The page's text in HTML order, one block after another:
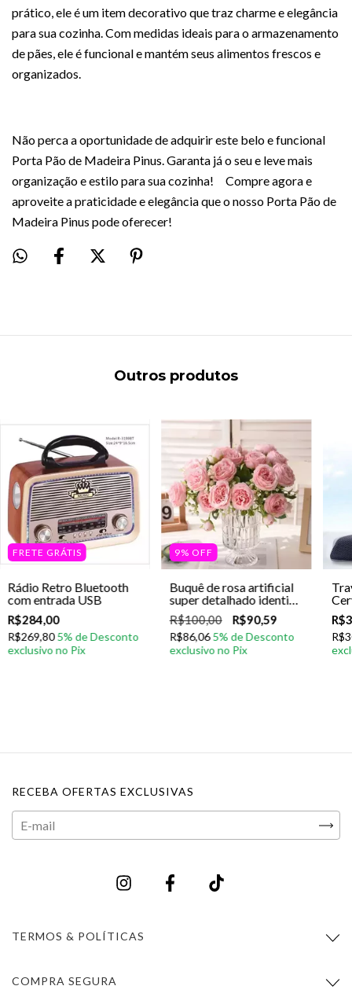
prático, ele é um item decorativo que traz charme e elegância
para sua cozinha. Com medidas ideais para o armazenamento
de pães, ele é funcional e mantém seus alimentos frescos e
organizados.
Não perca a oportunidade de adquirir este belo e funcional
Porta Pão de Madeira Pinus. Garanta já o seu e leve mais
organização e estilo para sua cozinha! Compre agora e
aproveite a praticidade e elegância que o nosso Porta Pão de
Madeira Pinus pode oferecer!
Outros produtos
FRETE GRÁTIS
Rádio Retro Bluetooth
com entrada USB
R$284,00
R$269,80
9% OFF
Buquê de rosa artificial
super detalhado identico
ao real decoração de
luxo
R$100,00 R$90,59
R$86,06
RECEBA OFERTAS EXCLUSIVAS
TERMOS & POLÍTICAS
COMPRA SEGURA